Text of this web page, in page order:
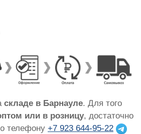
складе в Барнауле. Для того
или в розницу, достаточно
телефону +7 923 644-95-22